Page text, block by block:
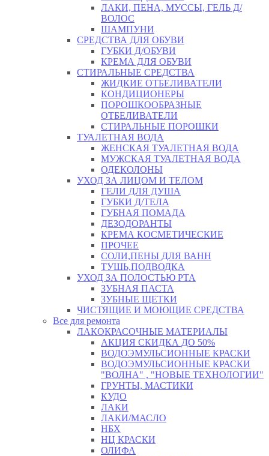
ЛАКИ, ПЕНА, МУССЫ, ГЕЛЬ Д/
ВОЛОС
ШАМПУНИ
СРЕДСТВА ДЛЯ ОБУВИ
ГУБКИ Д/ОБУВИ
КРЕМА ДЛЯ ОБУВИ
СТИРАЛЬНЫЕ СРЕДСТВА
ЖИДКИЕ ОТБЕЛИВАТЕЛИ
КОНДИЦИОНЕРЫ
ПОРОШКООБРАЗНЫЕ
ОТБЕЛИВАТЕЛИ
СТИРАЛЬНЫЕ ПОРОШКИ
ТУАЛЕТНАЯ ВОДА
ЖЕНСКАЯ ТУАЛЕТНАЯ ВОДА
МУЖСКАЯ ТУАЛЕТНАЯ ВОДА
ОДЕКОЛОНЫ
УХОД ЗА ЛИЦОМ И ТЕЛОМ
ГЕЛИ ДЛЯ ДУША
ГУБКИ Д/ТЕЛА
ГУБНАЯ ПОМАДА
ДЕЗОДОРАНТЫ
КРЕМА КОСМЕТИЧЕСКИЕ
ПРОЧЕЕ
СОЛИ,ПЕНЫ ДЛЯ ВАНН
ТУШЬ,ПОДВОДКА
УХОД ЗА ПОЛОСТЬЮ РТА
ЗУБНАЯ ПАСТА
ЗУБНЫЕ ЩЕТКИ
ЧИСТЯЩИЕ И МОЮЩИЕ СРЕДСТВА
Все для ремонта
ЛАКОКРАСОЧНЫЕ МАТЕРИАЛЫ
АКЦИЯ СКИДКА ДО 50%
ВОДОЭМУЛЬСИОННЫЕ КРАСКИ
ВОДОЭМУЛЬСИОННЫЕ КРАСКИ
"ВОЛНА" , "НОВЫЕ ТЕХНОЛОГИИ"
ГРУНТЫ, МАСТИКИ
КУДО
ЛАКИ
ЛАКИ/МАСЛО
НБХ
НЦ КРАСКИ
ОЛИФА